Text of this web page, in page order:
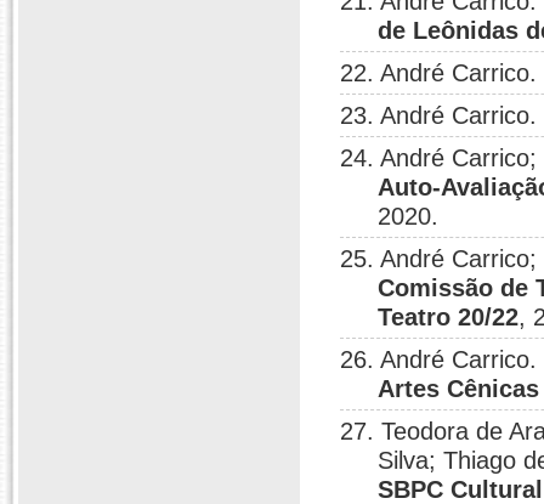
de Leônidas
22. André Carrico.
23. André Carrico.
24. André
Auto-
2020.
25. André
Comissão de
Teatro 20/22,
26. André Carrico.
Artes Cênicas
27. Teodora de
Silva; Thiago
SBPC